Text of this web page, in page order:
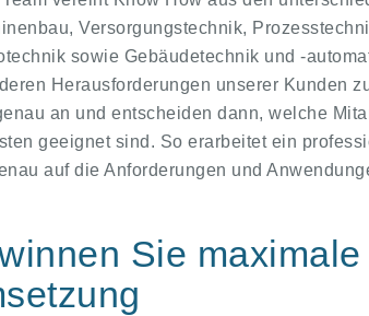
Versorgungstechnik,
sowie Gebäudetechnik und -
Herausforderungen unserer Kunden
an und entscheiden dann, welche
geeignet sind. So erarbeitet ein
auf die Anforderungen und
Sie